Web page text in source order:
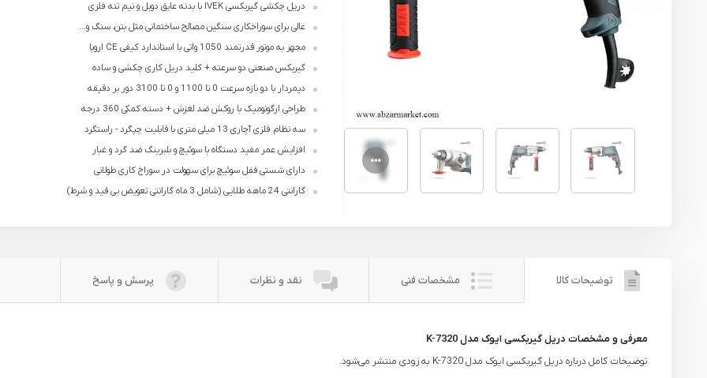
قطعات یدکی ابزارآلات
ابزار الکتریکی
ابزار رنگ آمیزی صنعتی
دریل چکشی گیربکسی IVEK با بدنه عایق دوبل و نیم تنه فلزی
عالی برای سوراخکاری سنگین مصالح ساختمانی مثل بتن، سنگ و...
مجهز به موتور قدرتمند 1050 واتی با استاندارد کیفی CE اروپا
گیربکس صنعتی دو سرعته + کلید دریل کاری چکشی و ساده
دیمردار با دو بازه سرعت 0 تا 1100 و 0 تا 3100 دور بر دقیقه
طراحی ارگونومیک با روکش ضد لغزش‌ + دسته کمکی 360 درجه
سه نظام فلزی آچاری 13 میلی متری با قابلیت چپگرد - راستگرد
افزایش عمر مفید دستگاه با سوئیچ و بلبرینگ ضد گرد و غبار
دارای شستی قفل سوئیچ برای سهولت در سوراخ کاری طولانی
گارانتی 24 ماهه طلایی (شامل 3 ماه گارانتی تعویض بی قید و شرط)
توضیحات کالا مشخصات فنی نقد و نظرات پرسش و پاسخ
معرفی و مشخصات دریل گیربکسی ایوک مدل K-7320
توضیحات کامل درباره دریل گیربکسی ایوک مدل K-7320 به زودی منتشر می‌شود.